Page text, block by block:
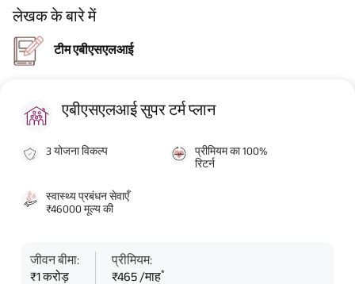
लेखक के बारे में
टीम एबीएसएलआई
एबीएसएलआई सुपर टर्म प्लान
3 योजना विकल्प
प्रीमियम का 100%
रिटर्न
स्वास्थ्य प्रबंधन सेवाएँ
₹46000 मूल्य की
जीवन बीमा:
₹1 करोड़
प्रीमियम:
₹465 /माह*